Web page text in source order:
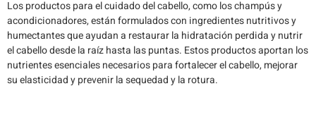
Los productos para el cuidado del cabello, como los champús y
acondicionadores, están formulados con ingredientes nutritivos y
humectantes que ayudan a restaurar la hidratación perdida y nutrir
el cabello desde la raíz hasta las puntas. Estos productos aportan los
nutrientes esenciales necesarios para fortalecer el cabello, mejorar
su elasticidad y prevenir la sequedad y la rotura.